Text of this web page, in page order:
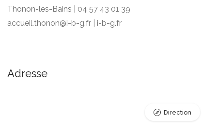
Thonon-les-Bains | 04 57 43 01 39
accueil.thonon@i-b-g.fr | i-b-g.fr
Adresse
Direction